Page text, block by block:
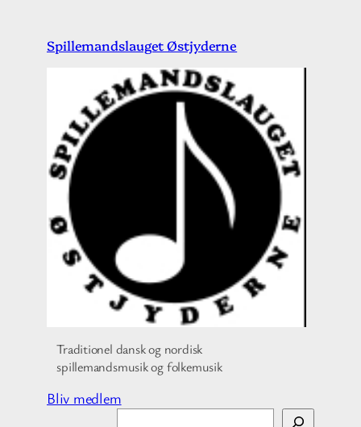
Spillemandslauget Østjyderne
Traditionel dansk og nordisk
spillemandsmusik og folkemusik
Bliv medlem